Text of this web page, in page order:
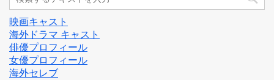
映画キャスト
海外ドラマ キャスト
俳優プロフィール
女優プロフィール
海外セレブ